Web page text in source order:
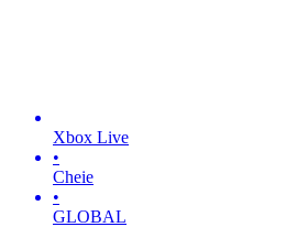
Xbox Live
•
Cheie
•
GLOBAL